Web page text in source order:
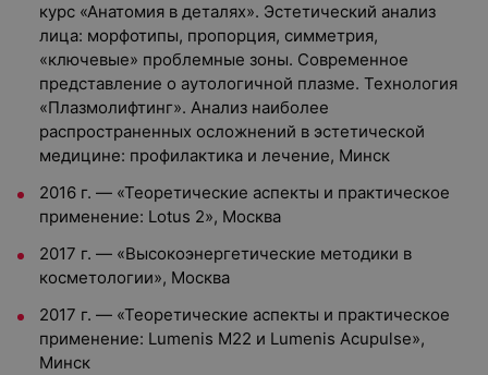
курс «Анатомия в деталях». Эстетический анализ
лица: морфотипы, пропорция, симметрия,
«ключевые» проблемные зоны. Современное
представление о аутологичной плазме. Технология
«Плазмолифтинг». Анализ наиболее
распространенных осложнений в эстетической
медицине: профилактика и лечение, Минск
2016 г. — «Теоретические аспекты и практическое
применение: Lotus 2», Москва
2017 г. — «Высокоэнергетические методики в
косметологии», Москва
2017 г. — «Теоретические аспекты и практическое
применение: Lumenis М22 и Lumenis Acupulse»,
Минск